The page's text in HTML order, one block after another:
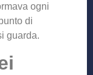
ogni
di
guarda.